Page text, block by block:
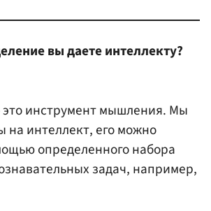
вы даете интеллекту?
инструмент мышления. Мы
на интеллект, его можно
определенного набора
задач, например,